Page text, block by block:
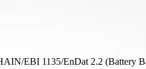
EBI 1135/EnDat 2.2 (Battery